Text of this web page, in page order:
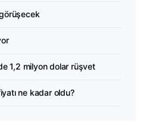
1,2 milyon dolar rüşvet
ne kadar oldu?